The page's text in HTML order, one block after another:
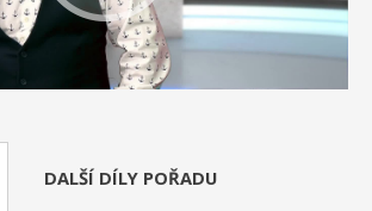
DALŠÍ DÍLY POŘADU